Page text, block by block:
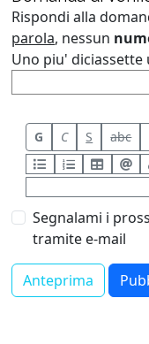
Rispondi alla
parola, nessun
Uno piu' diciassette
G C S abc
Segnalami i
tramite e-mail